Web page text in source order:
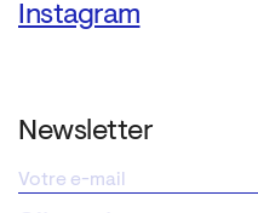
Instagram
Newsletter